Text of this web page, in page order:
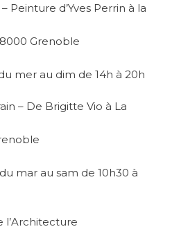
Peinture d’Yves Perrin à la
Grenoble
mer au dim de 14h à 20h
– De Brigitte Vio à La
mar au sam de 10h30 à
l’Architecture